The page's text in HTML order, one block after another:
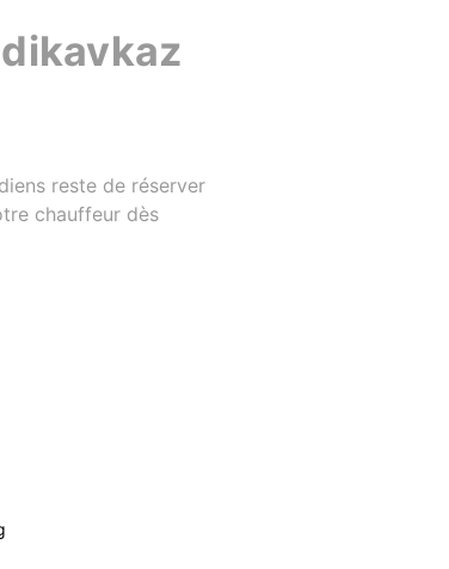
reste de réserver
chauffeur dès